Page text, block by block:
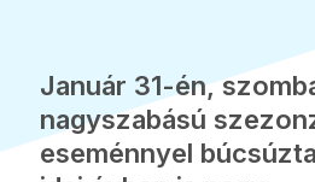
Január 31-én,
nagyszabású
eseménnyel